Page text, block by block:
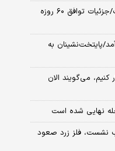
العربیه: توافق بازگشایی تنگه هرمز در راه است/جزئیات توافق ۶۰ روزه
پایتخت‌نشینان به
کنیم، می‌گویند الان
نهایی شده است
دلار عقب نشست، فلز زرد صعود